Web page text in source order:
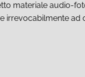
materiale audio-
irrevocabilmente ad